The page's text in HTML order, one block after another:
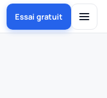
Essai gratuit